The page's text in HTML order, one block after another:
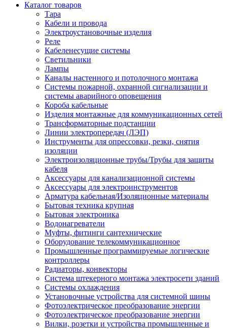
Каталог товаров
Тара
Кабели и провода
Электроустановочные изделия
Реле
Кабеленесущие системы
Светильники
Лампы
Каналы настенного и потолочного монтажа
Системы пожарной, охранной сигнализации и
системы аварийного оповещения
Короба кабельные
Изделия монтажные для коммуникационных сетей
Трансформаторные подстанции
Линии электропередач (ЛЭП)
Инструменты для опрессовки, резки, снятия
изоляции
Электроизоляционные трубы/Трубы для защиты
кабеля
Аксессуары для канализационной системы
Аксессуары для электроинструментов
Арматура кабельная/Изоляционные материалы
Бытовая техника крупная
Бытовая электроника
Водонагреватели
Муфты, фитинги сантехнические
Оборудование телекоммуникационное
Промышленные программируемые логические
контроллеры
Радиаторы, конвекторы
Система штекерного монтажа электросети зданий
Системы охлаждения
Установочные устройства для системной шины
Фотоэлектрическое преобразование энергии
Фотоэлектрическое преобразование энергии
Вилки, розетки и устройства промышленные и